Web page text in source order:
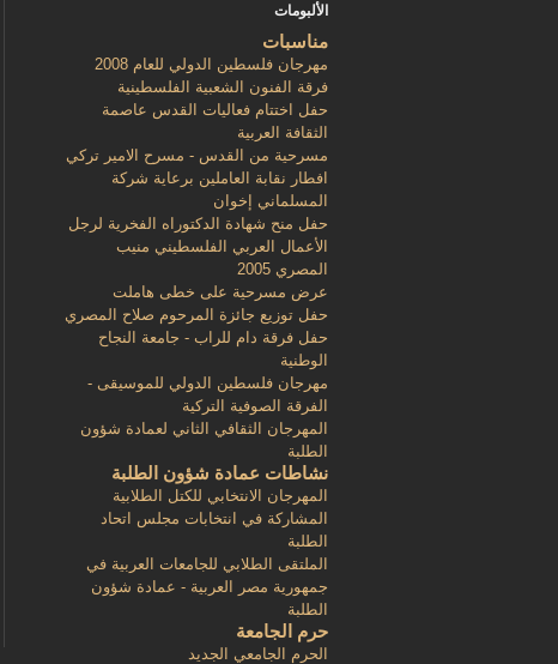
الألبومات
مناسبات
مهرجان فلسطين الدولي للعام 2008
فرقة الفنون الشعبية الفلسطينية
حفل اختتام فعاليات القدس عاصمة
الثقافة العربية
مسرحية من القدس - مسرح الامير تركي
افطار نقابة العاملين برعاية شركة
المسلماني إخوان
حفل منح شهادة الدكتوراه الفخرية لرجل
الأعمال العربي الفلسطيني منيب
المصري 2005
عرض مسرحية على خطى هاملت
حفل توزيع جائزة المرحوم صلاح المصري
حفل فرقة دام للراب - جامعة النجاح
الوطنية
مهرجان فلسطين الدولي للموسيقى -
الفرقة الصوفية التركية
المهرجان الثقافي الثاني لعمادة شؤون
الطلبة
نشاطات عمادة شؤون الطلبة
المهرجان الانتخابي للكتل الطلابية
المشاركة في انتخابات مجلس اتحاد
الطلبة
الملتقى الطلابي للجامعات العربية في
جمهورية مصر العربية - عمادة شؤون
الطلبة
حرم الجامعة
الحرم الجامعي الجديد